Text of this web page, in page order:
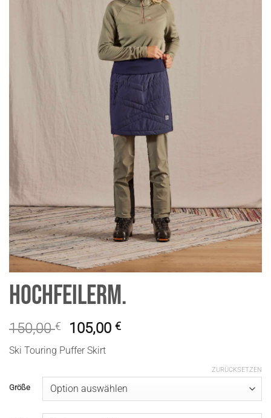
HochfeilerM.
150,00€ 105,00€
Ski Touring Puffer Skirt
Größe
ZURÜCKSETZEN